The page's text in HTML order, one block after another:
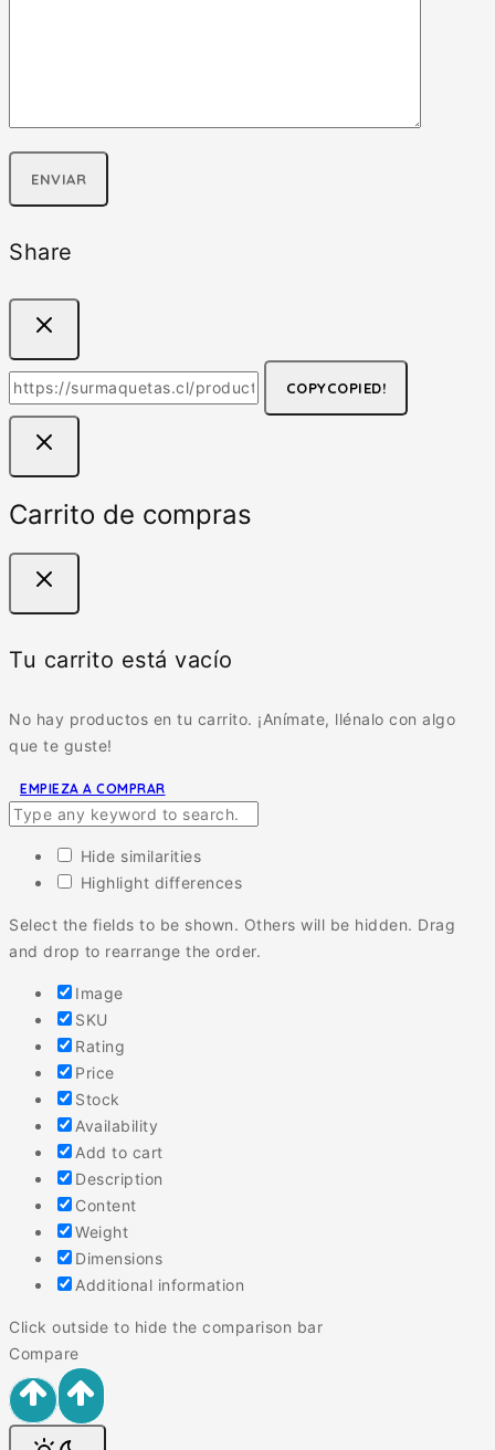
Share
COPYCOPIED!
Carrito de compras
Tu carrito está vacío
No hay productos en tu carrito. ¡Anímate, llénalo con algo
que te guste!
EMPIEZA A COMPRAR
Hide similarities
Highlight differences
Select the fields to be shown. Others will be hidden. Drag
and drop to rearrange the order.
Image
SKU
Rating
Price
Stock
Availability
Add to cart
Description
Content
Weight
Dimensions
Additional information
Click outside to hide the comparison bar
Compare